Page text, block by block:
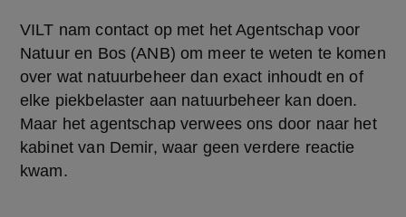
VILT nam contact op met het Agentschap voor
Natuur en Bos (ANB) om meer te weten te komen
over wat natuurbeheer dan exact inhoudt en of
elke piekbelaster aan natuurbeheer kan doen.
Maar het agentschap verwees ons door naar het
kabinet van Demir, waar geen verdere reactie
kwam.